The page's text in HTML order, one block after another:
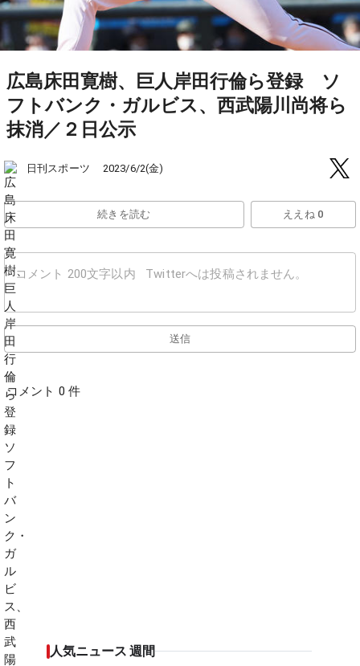
広島床田寛樹、巨人岸田行倫ら登録 ソ
フトバンク・ガルビス、西武陽川尚将ら
抹消／２日公示
日刊スポーツ 2023/6/2(金)
続きを読む ええね 0
送信
コメント 0 件
人気ニュース 週間